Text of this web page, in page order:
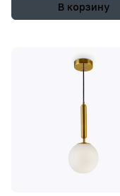
В корзину